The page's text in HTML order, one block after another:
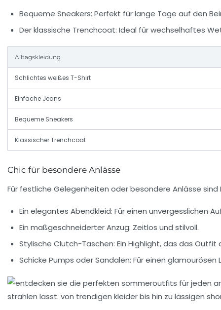
Bequeme Sneakers: Perfekt für lange Tage auf den
Der klassische Trenchcoat: Ideal für wechselhaftes
Alltagskleidung
Schlichtes weißes T-Shirt
Einfache Jeans
Bequeme Sneakers
Klassischer Trenchcoat
Chic für besondere Anlässe
Für festliche Gelegenheiten oder besondere Anlässe
Ein elegantes Abendkleid: Für einen unvergesslichen
Ein maßgeschneiderter Anzug: Zeitlos und stilvoll.
Stylische Clutch-Taschen: Ein Highlight, das das
Schicke Pumps oder Sandalen: Für einen glamourösen